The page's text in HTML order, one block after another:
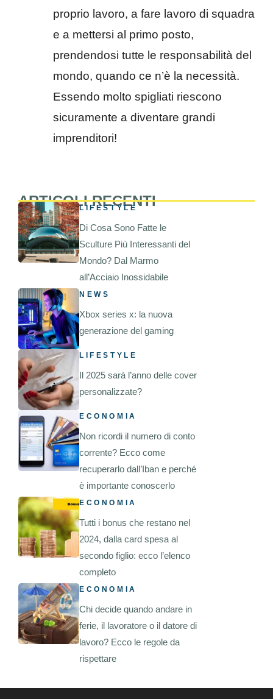
proprio lavoro, a fare lavoro di squadra
e a mettersi al primo posto,
prendendosi tutte le responsabilità del
mondo, quando ce n’è la necessità.
Essendo molto spigliati riescono
sicuramente a diventare grandi
imprenditori!
ARTICOLI RECENTI
LIFESTYLE
Di Cosa Sono Fatte le
Sculture Più Interessanti del
Mondo? Dal Marmo
all’Acciaio Inossidabile
NEWS
Xbox series x: la nuova
generazione del gaming
LIFESTYLE
Il 2025 sarà l’anno delle cover
personalizzate?
ECONOMIA
Non ricordi il numero di conto
corrente? Ecco come
recuperarlo dall’Iban e perché
è importante conoscerlo
ECONOMIA
Tutti i bonus che restano nel
2024, dalla card spesa al
secondo figlio: ecco l’elenco
completo
ECONOMIA
Chi decide quando andare in
ferie, il lavoratore o il datore di
lavoro? Ecco le regole da
rispettare